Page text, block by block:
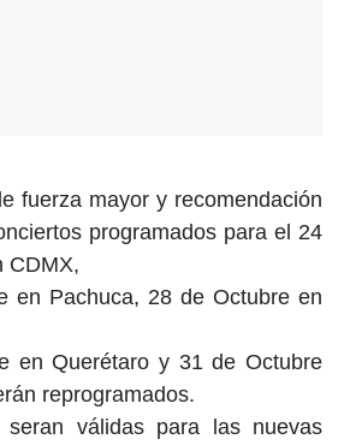
fuerza mayor y recomendación
programados para el 24
CDMX,
en Pachuca, 28 de Octubre en
en Querétaro y 31 de Octubre
reprogramados.
seran válidas para las nuevas